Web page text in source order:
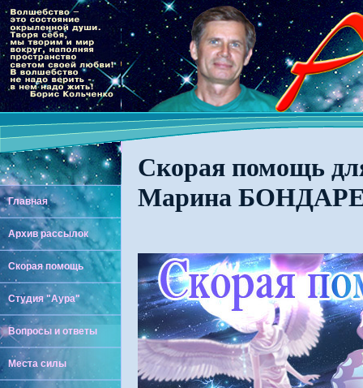
Главная
Архив рассылок
Скорая помощь
Студия "Аура"
Вопросы и ответы
Места силы
Скорая помощь
Марина